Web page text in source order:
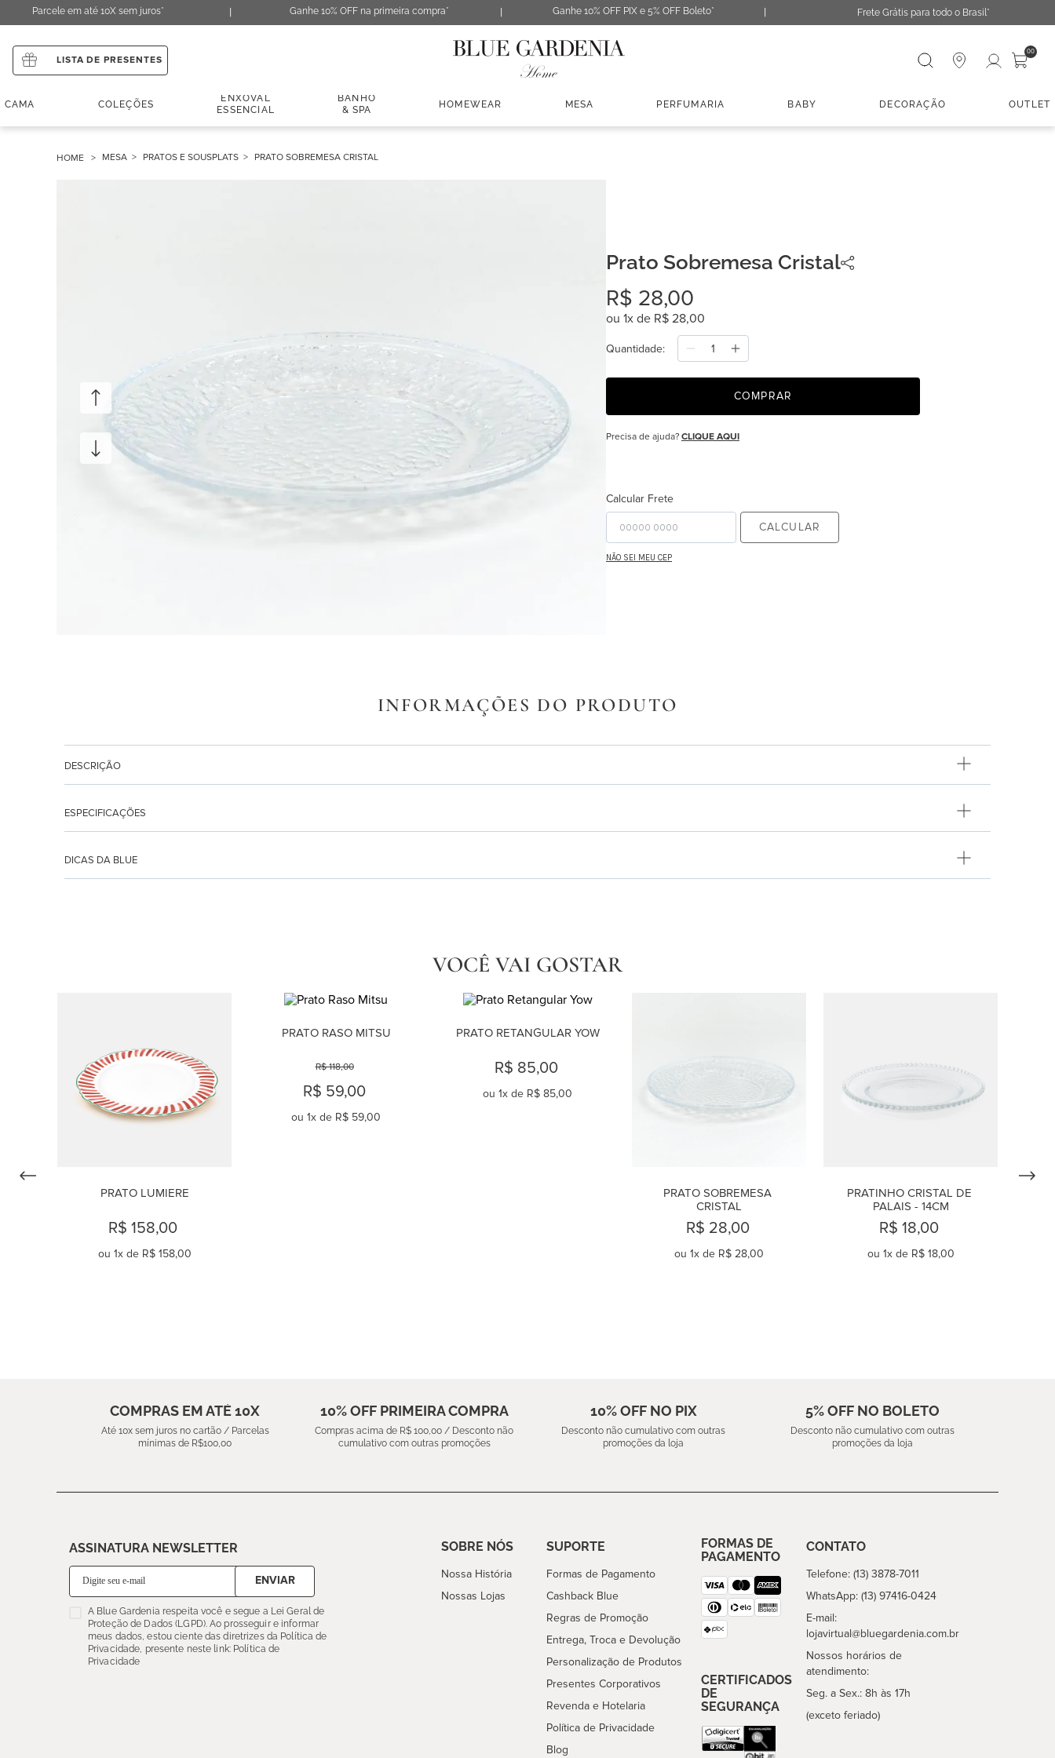
Parcele em até 10X sem juros* Ganhe 10% OFF na primeira compra* Ganhe 10% OFF PIX e 5% OFF Boleto* Frete Grátis para todo o Brasil*
LISTA DE PRESENTES
Digite sua busca 00
CAMA COLEÇÕES
ENXOVAL
ESSENCIAL
BANHO
& SPA
HOMEWEAR MESA PERFUMARIA BABY DECORAÇÃO OUTLET
MESA PRATOS E SOUSPLATS PRATO SOBREMESA CRISTAL
Prato Sobremesa Cristal
R$ 28,00
ou 1x de R$ 28,00
Quantidade
COMPRAR
Precisa de ajuda? CLIQUE AQUI
Calcular Frete
CALCULAR
NÃO SEI MEU CEP
INFORMAÇÕES DO PRODUTO
DESCRIÇÃO
ESPECIFICAÇÕES
DICAS DA BLUE
VOCÊ VAI GOSTAR
PRATO LUMIERE
R$ 158,00
ou 1x de R$ 158,00
PRATO RASO MITSU
R$ 118,00
R$ 59,00
ou 1x de R$ 59,00
PRATO RETANGULAR YOW
R$ 85,00
ou 1x de R$ 85,00
PRATO SOBREMESA
CRISTAL
R$ 28,00
ou 1x de R$ 28,00
PRATINHO CRISTAL DE
PALAIS - 14CM
R$ 18,00
ou 1x de R$ 18,00
COMPRAS EM ATÉ 10X
Até 10x sem juros no cartão / Parcelas
mínimas de R$100,00
10% OFF PRIMEIRA COMPRA
Compras acima de R$ 100,00 / Desconto não
cumulativo com outras promoções
10% OFF NO PIX
Desconto não cumulativo com outras
promoções da loja
5% OFF NO BOLETO
Desconto não cumulativo com outras
promoções da loja
ASSINATURA NEWSLETTER
ENVIAR
A Blue Gardenia respeita você e segue a Lei Geral de
Proteção de Dados (LGPD). Ao prosseguir e informar
meus dados, estou ciente das diretrizes da Política de
Privacidade, presente neste link: Política de
Privacidade
SOBRE NÓS
Nossa História
Nossas Lojas
SUPORTE
Formas de Pagamento
Cashback Blue
Regras de Promoção
Entrega, Troca e Devolução
Personalização de Produtos
Presentes Corporativos
Revenda e Hotelaria
Política de Privacidade
Blog
FORMAS DE
PAGAMENTO
CERTIFICADOS
DE
SEGURANÇA
CONTATO
Telefone: (13) 3878-7011
WhatsApp: (13) 97416-0424
E-mail:
lojavirtual@bluegardenia.com.br
Nossos horários de
atendimento:
Seg. a Sex.: 8h às 17h
(exceto feriado)